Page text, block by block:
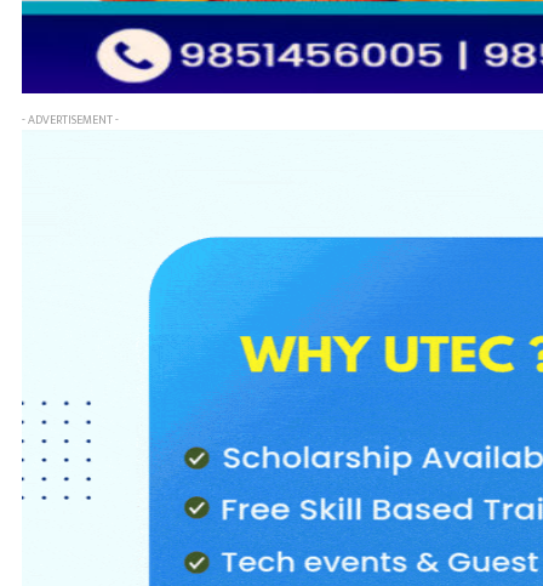
- ADVERTISEMENT -